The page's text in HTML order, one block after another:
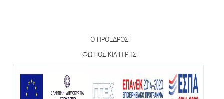
Ο ΠΡΟΕΔΡΟΣ
ΦΩΤΙΟΣ ΚΙΛΙΠΙΡΗΣ